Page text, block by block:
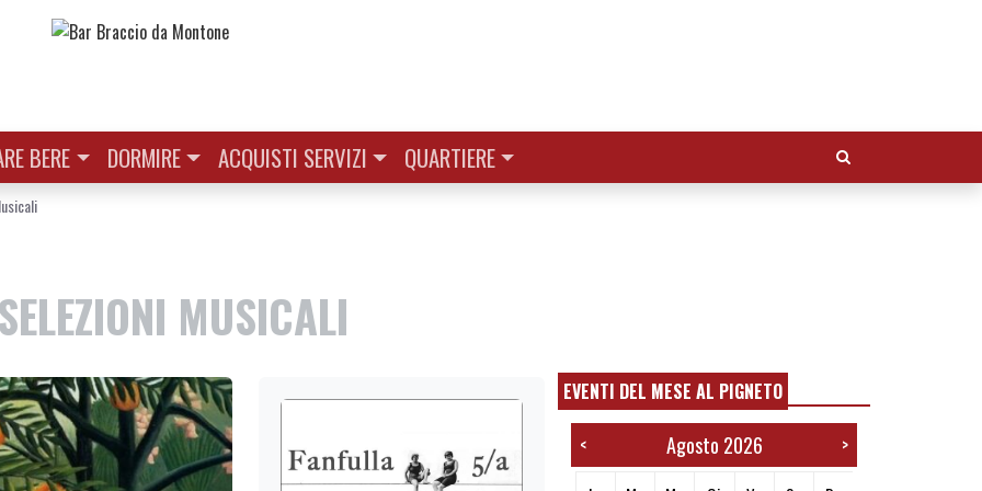
BERE DORMIRE ACQUISTI SERVIZI QUARTIERE Cerca:
MUSICALI
EVENTI DEL MESE AL PIGNETO
< Agosto 2026 >